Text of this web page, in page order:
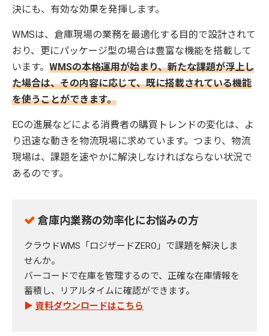
決にも、有効な効果を発揮します。
WMSは、倉庫現場の業務を最適化する目的で設計されて
おり、更にパッケージ型の場合は豊富な機能を搭載して
います。 WMSの本格運用が始まり、新たな課題が浮上し
た場合は、その内容に応じて、既に搭載されている機能
を使うことができます。
ECの進展などによる消費者の購買トレンドの変化は、よ
り迅速な動きを物流現場に求めています。つまり、物流
現場は、課題を速やかに解決しなければならない状況で
あるのです。
倉庫内業務の効率化にお悩みの方
クラウドWMS「ロジザードZERO」で課題を解決しま
せんか。
バーコードで在庫を管理するので、正確な在庫情報を
蓄積し、リアルタイムに確認ができます。
▶ 資料ダウンロードはこちら